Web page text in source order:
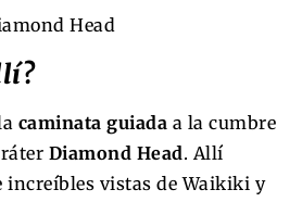
caminata guiada a la cumbre
Diamond Head. Allí
increíbles vistas de Waikiki y